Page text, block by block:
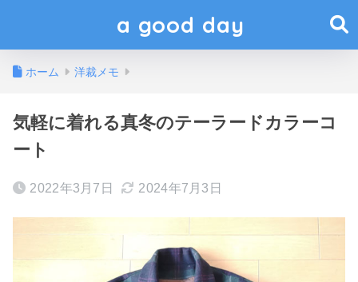
a good day
ホーム 洋裁メモ
気軽に着れる真冬のテーラードカラーコ
ート
2022年3月7日 2024年7月3日